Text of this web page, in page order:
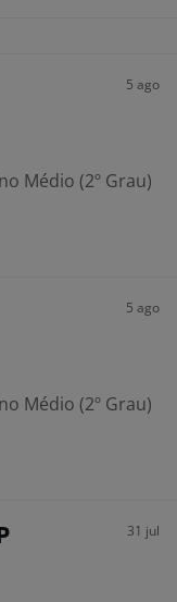
5 ago
Médio (2º Grau)
5 ago
Médio (2º Grau)
31 jul